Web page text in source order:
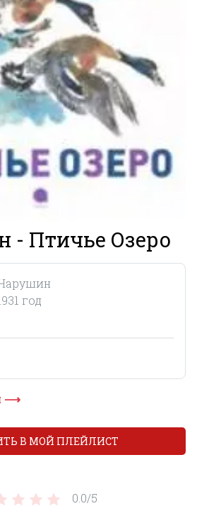
- Птичье Озеро
год
⟶
0.0/5
В МОЙ ПЛЕЙЛИСТ